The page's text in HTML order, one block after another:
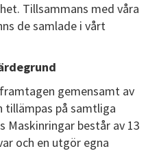
Tillsammans med våra
de samlade i vårt
gemensamt av
tillämpas på samtliga
Maskinringar består av 13
och en utgör egna